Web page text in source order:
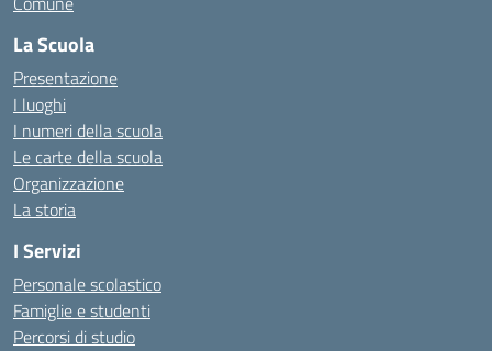
La Scuola
Presentazione
I luoghi
I numeri della scuola
Le carte della scuola
Organizzazione
La storia
I Servizi
Personale scolastico
Famiglie e studenti
Percorsi di studio